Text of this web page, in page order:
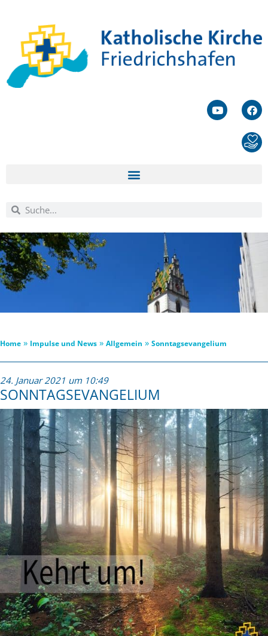
Home » Impulse und News » Allgemein » Sonntagsevangelium
24. Januar 2021 um 10:49
SONNTAGSEVANGELIUM